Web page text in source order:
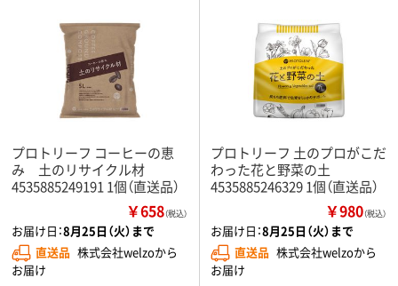
プロトリーフ コーヒーの恵
み 土のリサイクル材
4535885249191 1個（直送品）
￥658（税込）
お届け日：8月25日（火）まで
直送品 株式会社welzoから
お届け
プロトリーフ 土のプロがこだ
わった花と野菜の土
4535885246329 1個（直送品）
￥980（税込）
お届け日：8月25日（火）まで
直送品 株式会社welzoから
お届け